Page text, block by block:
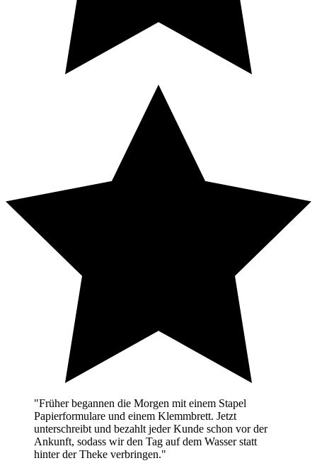
"Früher begannen die Morgen mit einem Stapel
Papierformulare und einem Klemmbrett. Jetzt
unterschreibt und bezahlt jeder Kunde schon vor der
Ankunft, sodass wir den Tag auf dem Wasser statt
hinter der Theke verbringen."